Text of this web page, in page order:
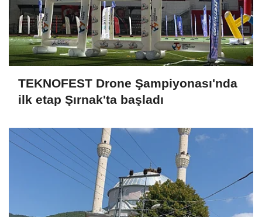
TEKNOFEST Drone Şampiyonası'nda
ilk etap Şırnak'ta başladı